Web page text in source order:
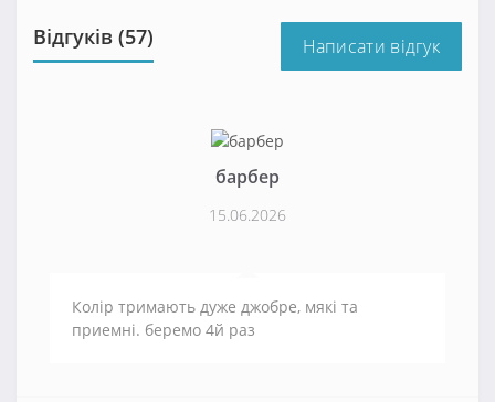
Відгуків (57) Написати відгук
барбер
15.06.2026
Колір тримають дуже джобре, мякі та
приемні. беремо 4й раз